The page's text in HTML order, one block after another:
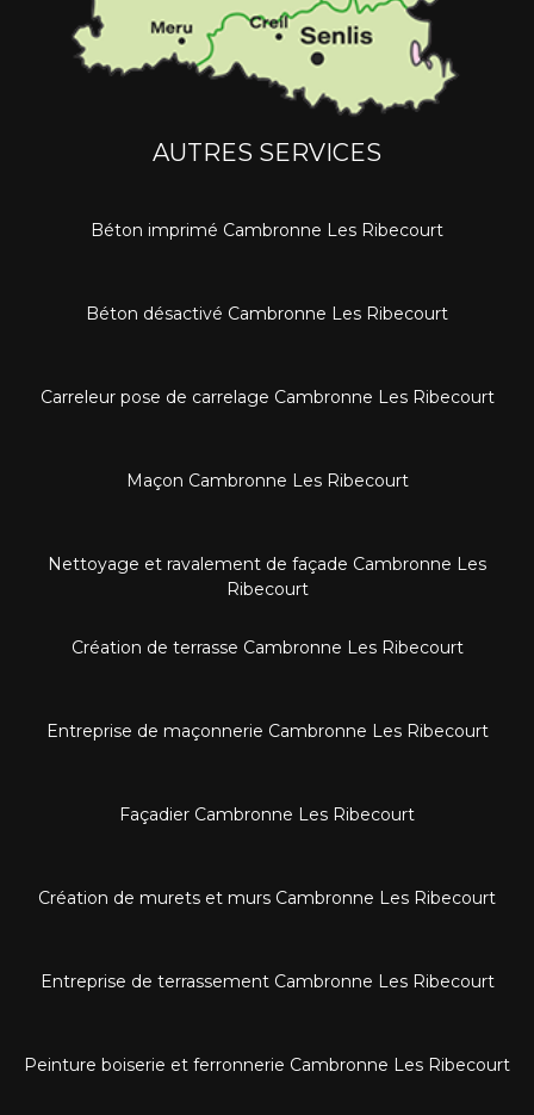
AUTRES SERVICES
Béton imprimé Cambronne Les Ribecourt
Béton désactivé Cambronne Les Ribecourt
Carreleur pose de carrelage Cambronne Les Ribecourt
Maçon Cambronne Les Ribecourt
Nettoyage et ravalement de façade Cambronne Les
Ribecourt
Création de terrasse Cambronne Les Ribecourt
Entreprise de maçonnerie Cambronne Les Ribecourt
Façadier Cambronne Les Ribecourt
Création de murets et murs Cambronne Les Ribecourt
Entreprise de terrassement Cambronne Les Ribecourt
Peinture boiserie et ferronnerie Cambronne Les Ribecourt